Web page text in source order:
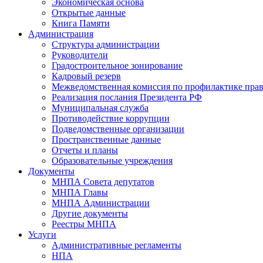
Экономическая основа
Открытые данные
Книга Памяти
Администрация
Структура администрации
Руководители
Градостроительное зонирование
Кадровый резерв
Межведомственная комиссия по профилактике
Реализация послания Президента РФ
Муниципальная служба
Противодействие коррупции
Подведомственные организации
Пространственные данные
Отчеты и планы
Образовательные учреждения
Документы
МНПА Совета депутатов
МНПА Главы
МНПА Администрации
Другие документы
Реестры МНПА
Услуги
Административные регламенты
НПА